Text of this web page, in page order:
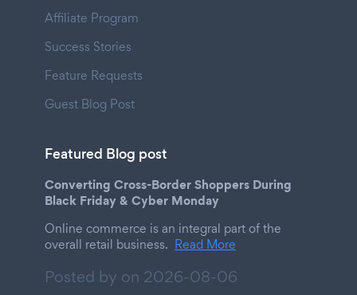
Affiliate Program
Success Stories
Feature Requests
Guest Blog Post
Featured Blog post
Converting Cross-Border Shoppers During
Black Friday & Cyber Monday
Online commerce is an integral part of the
overall retail business. Read More
Posted by on 2026-08-06